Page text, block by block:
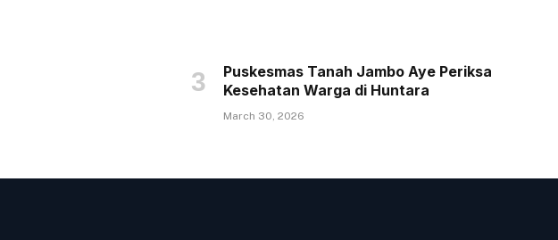
Puskesmas Tanah Jambo Aye Periksa
Kesehatan Warga di Huntara
March 30, 2026